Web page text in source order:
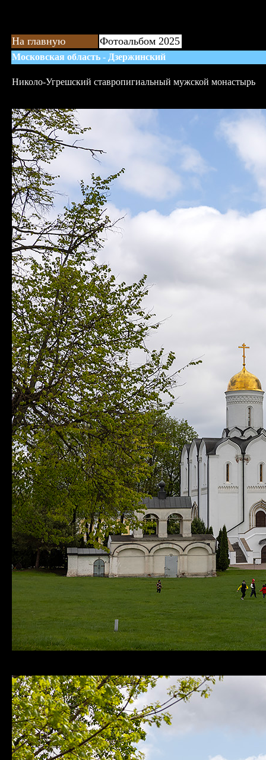
На главную Фотоальбом 2025
Московская область - Дзержинский
Николо-Угрешский ставропигиальный мужской монастырь